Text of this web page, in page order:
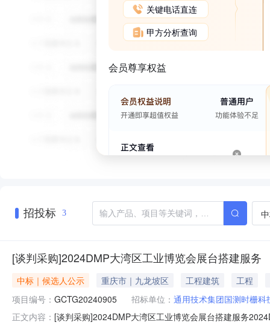
关键电话直连
甲方分析查询
会员尊享权益
招投标 3
[谈判采购]2024DMP大湾区工业博览会展台搭建服务
中标｜候选人公示 重庆市｜九龙坡区 工程建筑
工程
项目编号： GCTG20240905 招标单位： 通用技术集团国测时栅科
正文内容： [谈判采购]2024DMP大湾区工业博览会展台搭建服务